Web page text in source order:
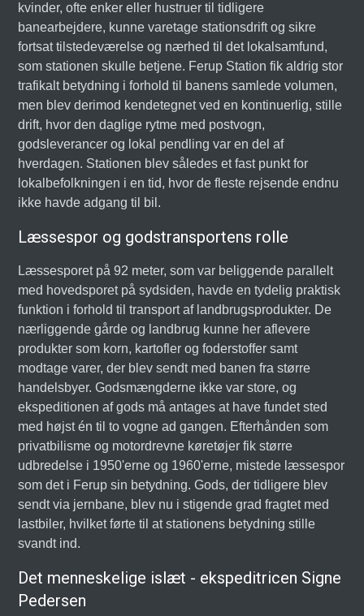
kvinder, ofte enker eller hustruer til tidligere
banearbejdere, kunne varetage stationsdrift og sikre
fortsat tilstedeværelse og nærhed til det lokalsamfund,
som stationen skulle betjene. Ferup Station fik aldrig stor
trafikalt betydning i forhold til banens samlede volumen,
men blev derimod kendetegnet ved en kontinuerlig, stille
drift, hvor den daglige rytme med postvogn,
godsleverancer og lokal pendling var en del af
hverdagen. Stationen blev således et fast punkt for
lokalbefolkningen i en tid, hvor de fleste rejsende endnu
ikke havde adgang til bil.
Læssespor og godstransportens rolle
Læssesporet på 92 meter, som var beliggende parallelt
med hovedsporet på sydsiden, havde en tydelig praktisk
funktion i forhold til transport af landbrugsprodukter. De
nærliggende gårde og landbrug kunne her aflevere
produkter som korn, kartofler og foderstoffer samt
modtage varer, der blev sendt med banen fra større
handelsbyer. Godsmængderne ikke var store, og
ekspeditionen af gods må antages at have fundet sted
med højst én til to vogne ad gangen. Efterhånden som
privatbilisme og motordrevne køretøjer fik større
udbredelse i 1950'erne og 1960'erne, mistede læssespor
som det i Ferup sin betydning. Gods, der tidligere blev
sendt via jernbane, blev nu i stigende grad fragtet med
lastbiler, hvilket førte til at stationens betydning stille
svandt ind.
Det menneskelige islæt - ekspeditricen Signe
Pedersen